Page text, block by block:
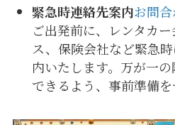
緊急時連絡先案内お問
ご出発前に、レンタカ
ス、保険会社など緊急
内いたします。万が一
できるよう、事前準備を